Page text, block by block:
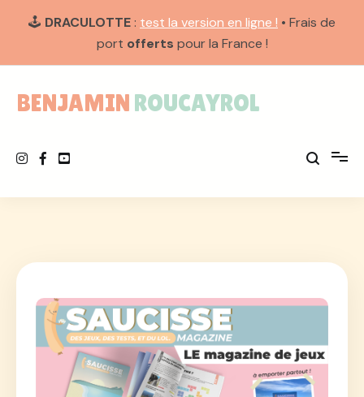
🕹️ DRACULOTTE: test la version en ligne ! • Frais de
port offerts pour la France !
contenu
BENJAMIN ROUCAYROL